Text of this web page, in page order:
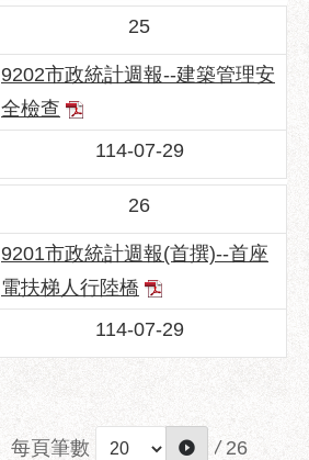
25
9202市政統計週報--建築管理安
全檢查
114-07-29
26
9201市政統計週報(首撰)--首座
電扶梯人行陸橋
114-07-29
每頁筆數 / 26